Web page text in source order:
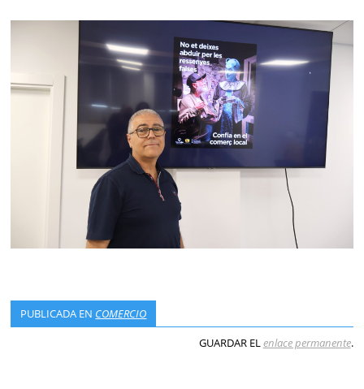
PUBLICADA EN COMERCIO
GUARDAR ELenlace permanente.